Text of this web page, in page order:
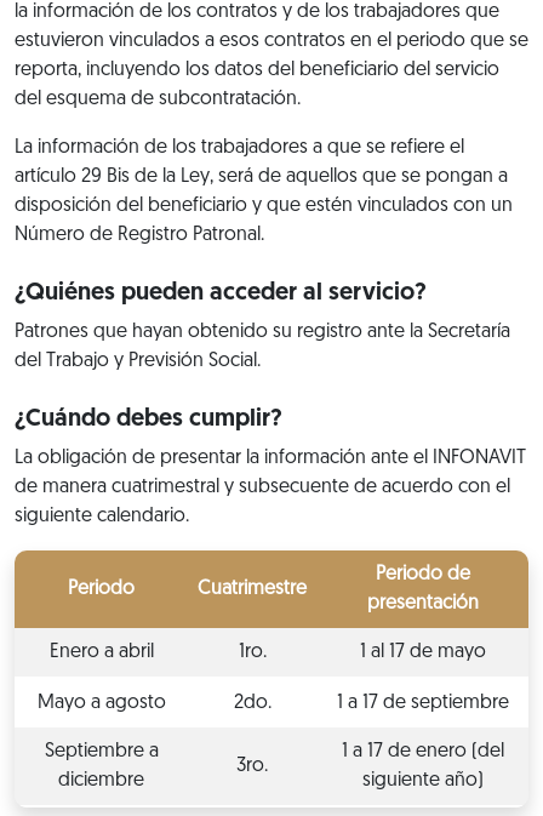
la información de los contratos y de los trabajadores que
estuvieron vinculados a esos contratos en el periodo que se
reporta, incluyendo los datos del beneficiario del servicio
del esquema de subcontratación.
La información de los trabajadores a que se refiere el
artículo 29 Bis de la Ley, será de aquellos que se pongan a
disposición del beneficiario y que estén vinculados con un
Número de Registro Patronal.
¿Quiénes pueden acceder al servicio?
Patrones que hayan obtenido su registro ante la Secretaría
del Trabajo y Previsión Social.
¿Cuándo debes cumplir?
La obligación de presentar la información ante el INFONAVIT
de manera cuatrimestral y subsecuente de acuerdo con el
siguiente calendario.
Periodo Cuatrimestre
Periodo de
presentación
Enero a abril 1ro. 1 al 17 de mayo
Mayo a agosto 2do. 1 a 17 de septiembre
Septiembre a
diciembre
3ro.
1 a 17 de enero (del
siguiente año)